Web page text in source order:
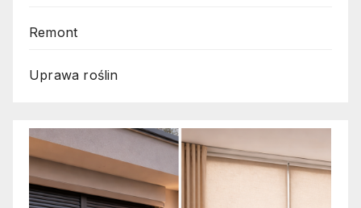
Remont
Uprawa roślin